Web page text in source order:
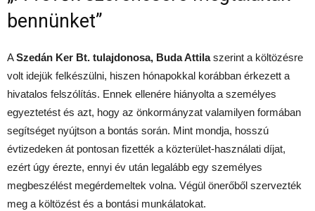
bennünket”
ASzedán Ker Bt. tulajdonosa, Buda Attilaszerint a költözésre
volt idejük felkészülni, hiszen hónapokkal korábban érkezett a
hivatalos felszólítás. Ennek ellenére hiányolta a személyes
egyeztetést és azt, hogy az önkormányzat valamilyen formában
segítséget nyújtson a bontás során. Mint mondja, hosszú
évtizedeken át pontosan fizették a közterület-használati díjat,
ezért úgy érezte, ennyi év után legalább egy személyes
megbeszélést megérdemeltek volna. Végül önerőből szervezték
meg a költözést és a bontási munkálatokat.